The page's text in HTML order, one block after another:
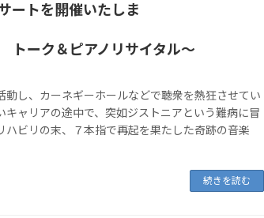
ートを開催いたしま
ク＆ピアノリサイタル～
動し、カーネギーホールなどで聴衆を熱狂させてい
キャリアの途中で、突如ジストニアという難病に冒
ハビリの末、７本指で再起を果たした奇跡の音楽
続きを読む